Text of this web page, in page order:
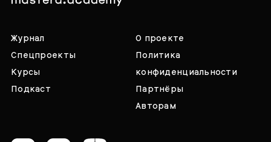
Журнал
Спецпроекты
Курсы
Подкаст
О проекте
Политика
конфиденциальности
Партнёры
Авторам